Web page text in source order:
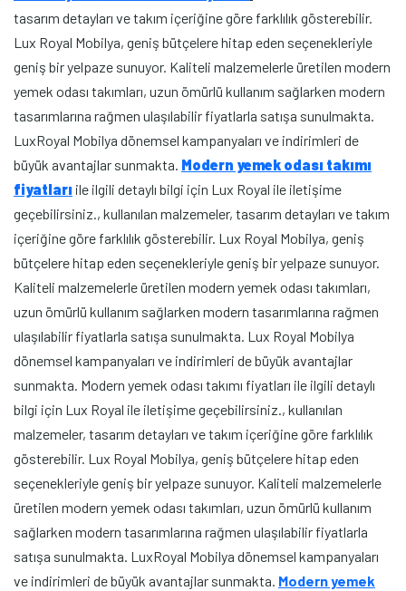
tasarım detayları ve takım içeriğine göre farklılık gösterebilir.
Lux Royal Mobilya, geniş bütçelere hitap eden seçenekleriyle
geniş bir yelpaze sunuyor. Kaliteli malzemelerle üretilen modern
yemek odası takımları, uzun ömürlü kullanım sağlarken modern
tasarımlarına rağmen ulaşılabilir fiyatlarla satışa sunulmakta.
LuxRoyal Mobilya dönemsel kampanyaları ve indirimleri de
büyük avantajlar sunmakta. Modern yemek odası takımı
fiyatları ile ilgili detaylı bilgi için Lux Royal ile iletişime
geçebilirsiniz., kullanılan malzemeler, tasarım detayları ve takım
içeriğine göre farklılık gösterebilir. Lux Royal Mobilya, geniş
bütçelere hitap eden seçenekleriyle geniş bir yelpaze sunuyor.
Kaliteli malzemelerle üretilen modern yemek odası takımları,
uzun ömürlü kullanım sağlarken modern tasarımlarına rağmen
ulaşılabilir fiyatlarla satışa sunulmakta. Lux Royal Mobilya
dönemsel kampanyaları ve indirimleri de büyük avantajlar
sunmakta. Modern yemek odası takımı fiyatları ile ilgili detaylı
bilgi için Lux Royal ile iletişime geçebilirsiniz., kullanılan
malzemeler, tasarım detayları ve takım içeriğine göre farklılık
gösterebilir. Lux Royal Mobilya, geniş bütçelere hitap eden
seçenekleriyle geniş bir yelpaze sunuyor. Kaliteli malzemelerle
üretilen modern yemek odası takımları, uzun ömürlü kullanım
sağlarken modern tasarımlarına rağmen ulaşılabilir fiyatlarla
satışa sunulmakta. LuxRoyal Mobilya dönemsel kampanyaları
ve indirimleri de büyük avantajlar sunmakta. Modern yemek